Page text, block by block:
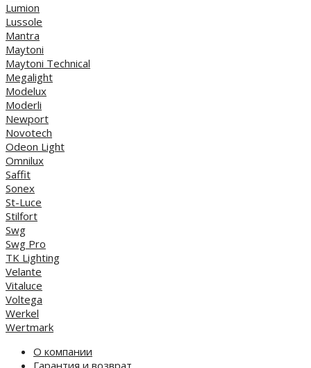
Lumion
Lussole
Mantra
Maytoni
Maytoni Technical
Megalight
Modelux
Moderli
Newport
Novotech
Odeon Light
Omnilux
Saffit
Sonex
St-Luce
Stilfort
Swg
Swg Pro
TK Lighting
Velante
Vitaluce
Voltega
Werkel
Wertmark
О компании
Гарантия и возврат